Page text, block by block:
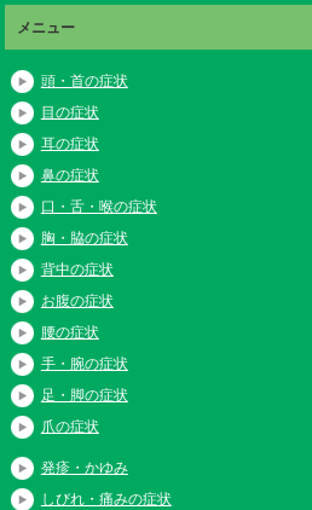
メニュー
頭・首の症状
目の症状
耳の症状
鼻の症状
口・舌・喉の症状
胸・脇の症状
背中の症状
お腹の症状
腰の症状
手・腕の症状
足・脚の症状
爪の症状
発疹・かゆみ
しびれ・痛みの症状